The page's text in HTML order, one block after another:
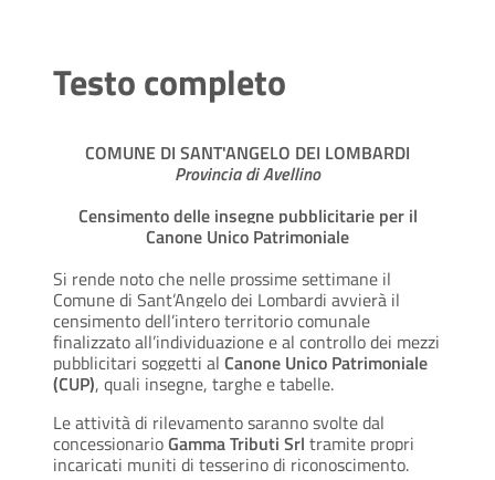
Testo completo
COMUNE DI SANT'ANGELO DEI LOMBARDI
Provincia di Avellino
Censimento delle insegne pubblicitarie per il
Canone Unico Patrimoniale
Si rende noto che nelle prossime settimane il
Comune di Sant’Angelo dei Lombardi avvierà il
censimento dell’intero territorio comunale
finalizzato all’individuazione e al controllo dei mezzi
pubblicitari soggetti al Canone Unico Patrimoniale
(CUP), quali insegne, targhe e tabelle.
Le attività di rilevamento saranno svolte dal
concessionarioGamma Tributi Srl tramite propri
incaricati muniti di tesserino di riconoscimento.